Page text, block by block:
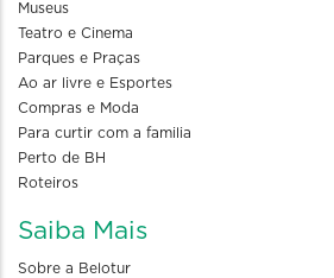
Museus
Teatro e Cinema
Parques e Praças
Ao ar livre e Esportes
Compras e Moda
Para curtir com a familia
Perto de BH
Roteiros
Saiba Mais
Sobre a Belotur